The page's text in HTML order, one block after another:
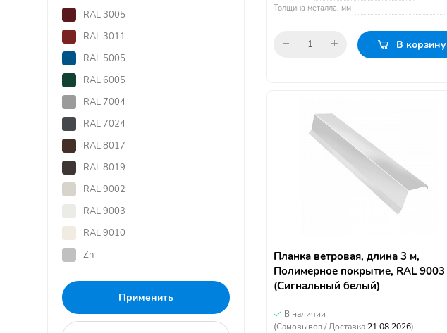
RAL 3005
RAL 3011
RAL 5005
RAL 6005
RAL 7004
RAL 7024
RAL 8017
RAL 8019
RAL 9002
RAL 9003
RAL 9010
Zn
Толщина металла, мм
В корзину
Планка ветровая, длина 3 м,
Полимерное покрытие, RAL 9003
(Сигнальный белый)
В наличии
(Самовывоз / Доставка 21.08.2026)